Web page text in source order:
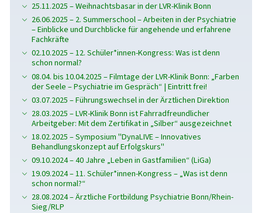
25.11.2025 – Weihnachtsbasar in der LVR-Klinik Bonn
26.06.2025 – 2. Summerschool – Arbeiten in der Psychiatrie
– Einblicke und Durchblicke für angehende und erfahrene
Fachkräfte
02.10.2025 – 12. Schüler*innen-Kongress: Was ist denn
schon normal?
08.04. bis 10.04.2025 – Filmtage der LVR-Klinik Bonn: „Farben
der Seele – Psychiatrie im Gespräch“ | Eintritt frei!
03.07.2025 – Führungswechsel in der Ärztlichen Direktion
28.03.2025 – LVR-Klinik Bonn ist Fahrradfreundlicher
Arbeitgeber: Mit dem Zertifikat in „Silber“ ausgezeichnet
18.02.2025 – Symposium "DynaLIVE – Innovatives
Behandlungskonzept auf Erfolgskurs"
09.10.2024 – 40 Jahre „Leben in Gastfamilien“ (LiGa)
19.09.2024 – 11. Schüler*innen-Kongress – „Was ist denn
schon normal?“
28.08.2024 – Ärztliche Fortbildung Psychiatrie Bonn/Rhein-
Sieg/RLP